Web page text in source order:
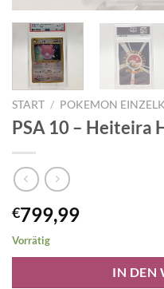
START / POKEMON
PSA 10 – Heiteira
€799,99
Vorrätig
IN DEN